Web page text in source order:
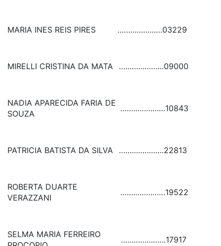
MARIA INES REIS PIRES …………………03229
MIRELLI CRISTINA DA MATA …………………09000
NADIA APARECIDA FARIA DE
SOUZA
…………………10843
PATRICIA BATISTA DA SILVA …………………22813
ROBERTA DUARTE
VERAZZANI
…………………19522
SELMA MARIA FERREIRO
…………………17917